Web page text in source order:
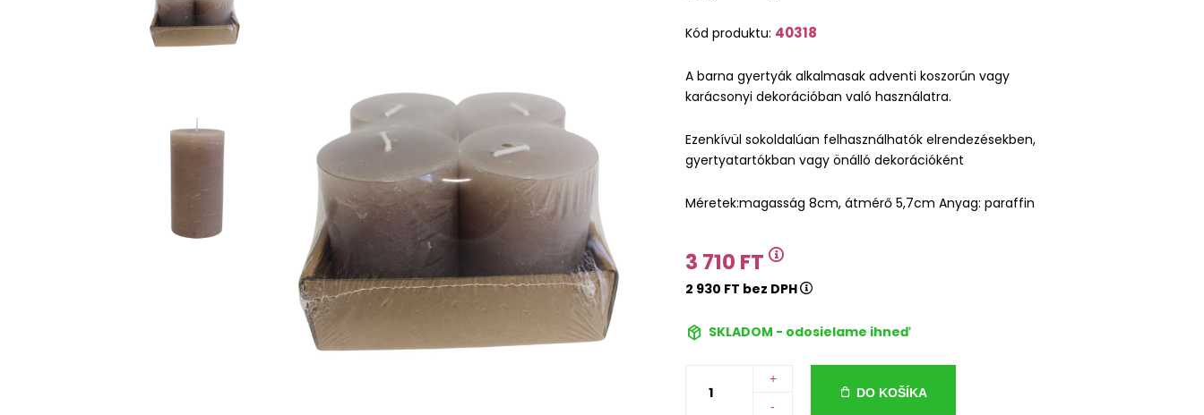
Kód produktu: 40318
A barna gyertyák alkalmasak adventi koszorún vagy
karácsonyi dekorációban való használatra.
Ezenkívül sokoldalúan felhasználhatók elrendezésekben,
gyertyatartókban vagy önálló dekorációként
Méretek:magasság 8cm, átmérő 5,7cm Anyag: paraffin
3 710 FT
2 930 FT bez DPH
SKLADOM - odosielame ihneď
+
-
DO KOŠÍKA